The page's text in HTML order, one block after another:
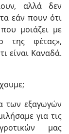
αλλά δεν
εάν πουν ότι
μοιάζει με
της φέτας»,
είναι Καναδά.
των εξαγωγών
για τις
μας